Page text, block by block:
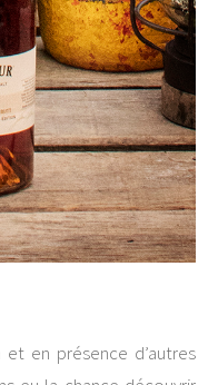
en présence d’autres